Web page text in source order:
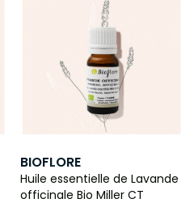
BIOFLORE
Huile essentielle de Lavande
officinale Bio Miller CT